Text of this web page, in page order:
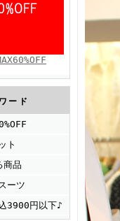
ード
ト
商品
ーツ
3900円以下♪